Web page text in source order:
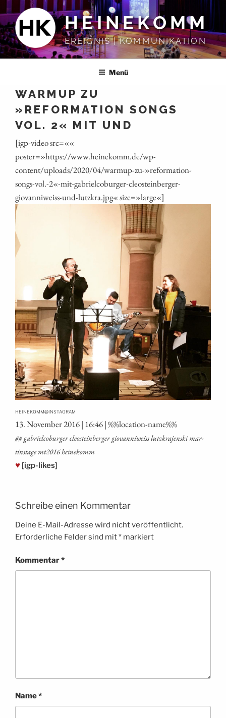
Inhalt
springen
HEINEKOMM
EREIGNIS | KOMMUNIKATION
Menü
WARMUP ZU
»REFORMATION SONGS
VOL. 2« MIT UND
[igp-video src=««
poster=»https://www.heinekomm.de/wp-
content/uploads/2020/04/warmup-zu-»reformation-
songs-vol.-2«-mit-gabrielcoburger-cleosteinberger-
giovanniweiss-und-lutzkra.jpg« size=»large«]
HEINEKOMM@INSTAGRAM
13. Novem­ber 2016 | 16:46 | %%loca­ti­on-name%%
## gabriel­co­bur­ger cle­ost­ein­ber­ger gio­van­ni­weiss lutz­kra­jen­ski mar­
tins­ta­ge mt2016 heinekomm
♥ [igp-likes]
Schreibe einen Kommentar
Deine E-Mail-Adresse wird nicht veröffentlicht.
Erforderliche Felder sind mit* markiert
Kommentar*
Name*